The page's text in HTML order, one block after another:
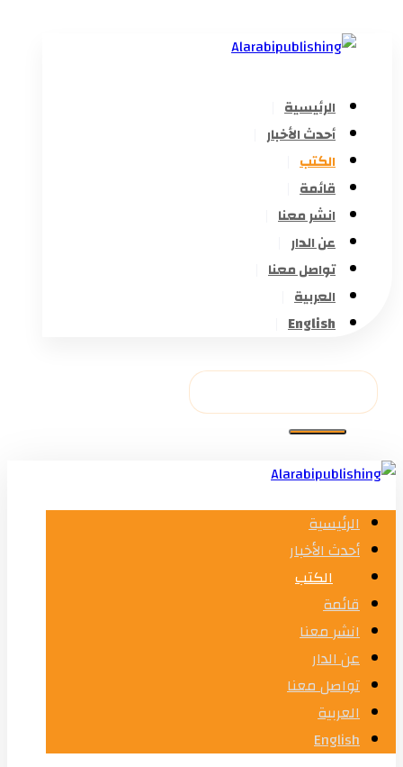
الرئيسية
أحدث الأخبار
الكتب
قائمة
انشر معنا
عن الدار
تواصل معنا
العربية
English
الرئيسية
أحدث الأخبار
الكتب
قائمة
انشر معنا
عن الدار
تواصل معنا
العربية
English